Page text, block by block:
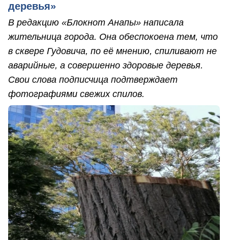
деревья»
В редакцию «Блокнот Анапы» написала
жительница города. Она обеспокоена тем, что
в сквере Гудовича, по её мнению, спиливают не
аварийные, а совершенно здоровые деревья.
Свои слова подписчица подтверждает
фотографиями свежих спилов.